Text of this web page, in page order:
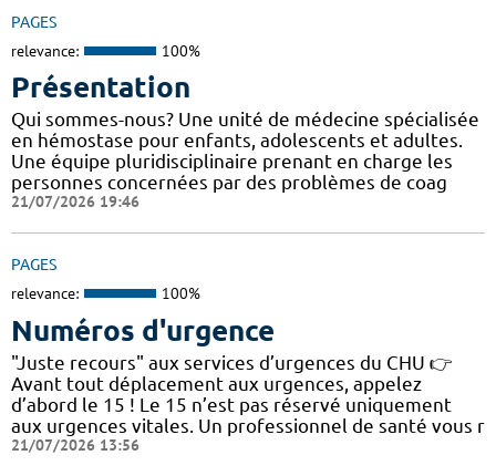
PAGES
relevance: 100%
Présentation
Qui sommes-nous? Une unité de médecine spécialisée
en hémostase pour enfants, adolescents et adultes.
Une équipe pluridisciplinaire prenant en charge les
personnes concernées par des problèmes de coag
21/07/2026 19:46
PAGES
relevance: 100%
Numéros d'urgence
"Juste recours" aux services d’urgences du CHU 👉
Avant tout déplacement aux urgences, appelez
d’abord le 15 ! Le 15 n’est pas réservé uniquement
aux urgences vitales. Un professionnel de santé vous r
21/07/2026 13:56